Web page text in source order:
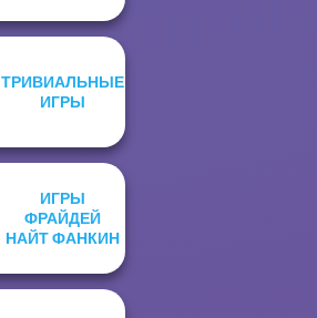
ТРИВИАЛЬНЫЕ
ИГРЫ
ИГРЫ
ФРАЙДЕЙ
НАЙТ ФАНКИН